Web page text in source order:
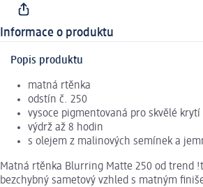
Informace o produktu
Popis produktu
matná rtěnka
odstín č. 250
vysoce pigmentovaná pro skvělé krytí
výdrž až 8 hodin
s olejem z malinových semínek a
Matná rtěnka Blurring Matte 250 od trend
bezchybný sametový vzhled s matným